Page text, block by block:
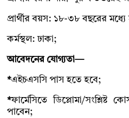
প্রার্থীর বয়স: ১৮-৩৮ বছরের
কর্মস্থল: ঢাকা;
আবেদনের যোগ্যতা—
*এইচএসসি পাস হতে হবে;
*ফার্মেসিতে ডিপ্লোমা/সংশ্লিষ্ট
পাবেন;